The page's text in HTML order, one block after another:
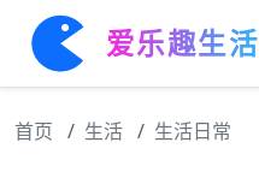
爱乐趣生活
首页 生活 生活日常